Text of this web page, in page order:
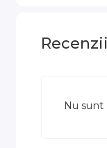
Recenzii
Nu sunt